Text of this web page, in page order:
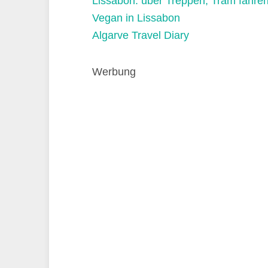
Vegan in Lissabon
Algarve Travel Diary
Werbung